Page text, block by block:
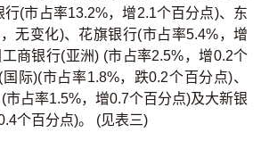
(市占率13.2%，增2.1个百分点)、东
无变化)、花旗银行(市占率5.4%，增
商银行(亚洲) (市占率2.5%，增0.2个
际)(市占率1.8%，跌0.2个百分点)、
市占率1.5%，增0.7个百分点)及大新银
个百分点)。 (见表三)